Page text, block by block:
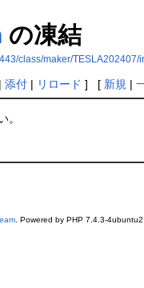
の凍結
class/maker/TESLA202407/
添付| リロード ] [ 新規 |
。
. Powered by PHP 7.4.3-